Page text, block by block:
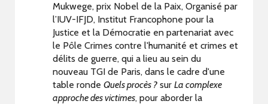
Mukwege, prix Nobel de la Paix, Organisé par
l’IUV-IFJD, Institut Francophone pour la
Justice et la Démocratie en partenariat avec
le Pôle Crimes contre l'humanité et crimes et
délits de guerre, qui a lieu au sein du
nouveau TGI de Paris, dans le cadre d'une
table ronde Quels procès ? sur La complexe
approche des victimes, pour aborder la